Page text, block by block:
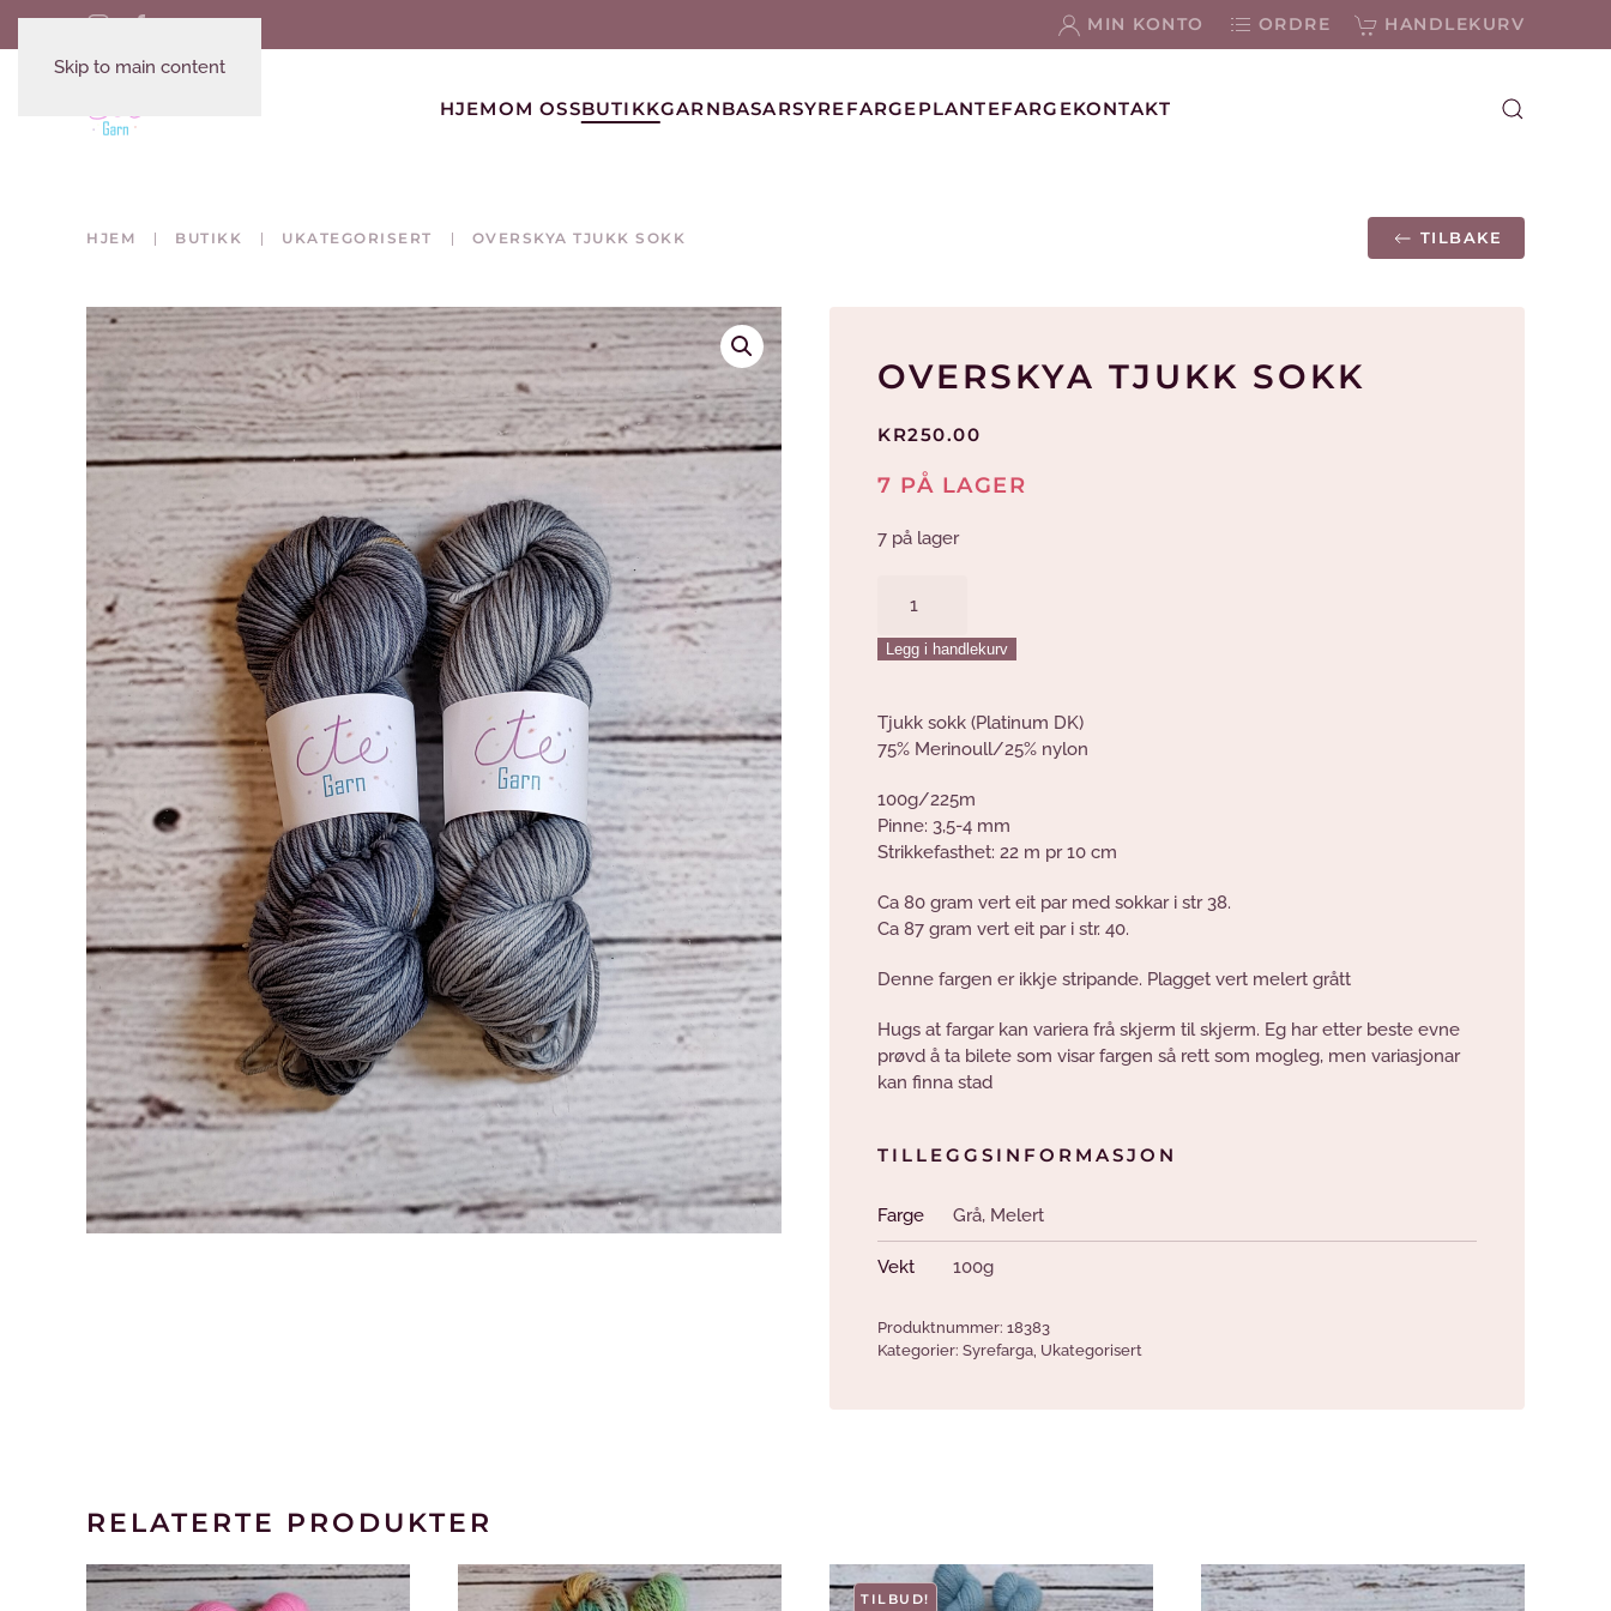
Skip to main content
MIN KONTO ORDRE HANDLEKURV
HJEMOM OSSBUTIKKGARNBASARSYREFARGEPLANTEFARGEKONTAKT
HJEM BUTIKK UKATEGORISERT OVERSKYA TJUKK SOKK TILBAKE
OVERSKYA TJUKK SOKK
KR250.00
7 PÅ LAGER
7 på lager
Tjukk
Sokk
antall
Legg i handlekurv
Tjukk sokk (Platinum DK)
75% Merinoull/25% nylon
100g/225m
Pinne: 3,5-4 mm
Strikkefasthet: 22 m pr 10 cm
Ca 80 gram vert eit par med sokkar i str 38.
Ca 87 gram vert eit par i str. 40.
Denne fargen er ikkje stripande. Plagget vert melert grått
Hugs at fargar kan variera frå skjerm til skjerm. Eg har etter beste evne
prøvd å ta bilete som visar fargen så rett som mogleg, men variasjonar
kan finna stad
TILLEGGSINFORMASJON
Farge Grå, Melert
Vekt 100g
Produktnummer: 18383
Kategorier: Syrefarga, Ukategorisert
RELATERTE PRODUKTER
TILBUD!